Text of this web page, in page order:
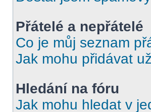
Přátelé a nepřátelé
Co je můj seznam
Jak mohu přidávat
Hledání na fóru
Jak mohu hledat v